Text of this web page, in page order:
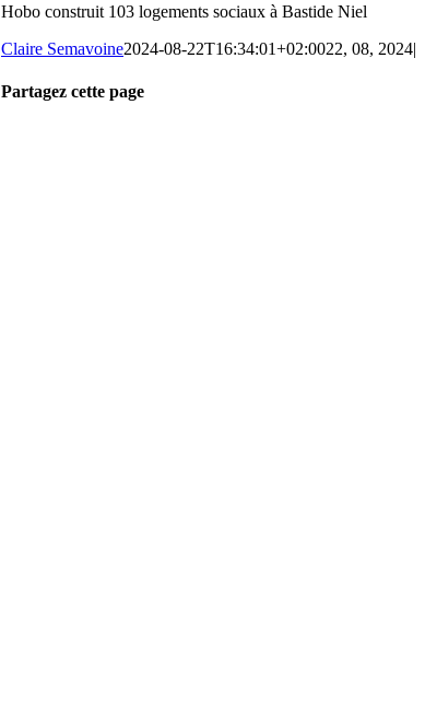
Hobo construit 103 logements sociaux à Bastide Niel
Claire Semavoine2024-08-22T16:34:01+02:0022, 08, 2024|
Partagez cette page